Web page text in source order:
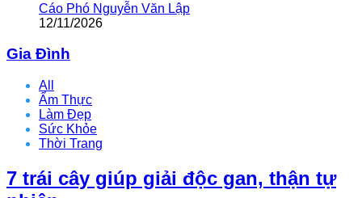
Cáo Phó Nguyễn Văn Lập
12/11/2026
Gia Đình
All
Ẩm Thực
Làm Đẹp
Sức Khỏe
Thời Trang
7 trái cây giúp giải độc gan, thận tự